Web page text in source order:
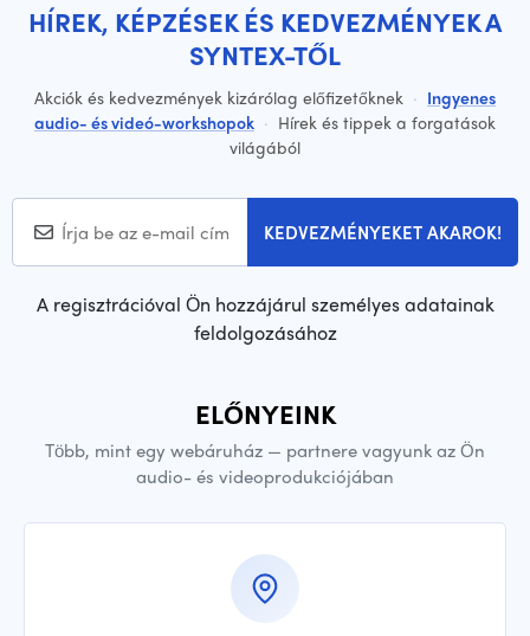
HÍREK, KÉPZÉSEK ÉS KEDVEZMÉNYEK A
SYNTEX-TŐL
Akciók és kedvezmények kizárólag előfizetőknek · Ingyenes
audio- és videó-workshopok · Hírek és tippek a forgatások
világából
KEDVEZMÉNYEKET AKAROK!
A regisztrációval Ön hozzájárul személyes adatainak
feldolgozásához
ELŐNYEINK
Több, mint egy webáruház — partnere vagyunk az Ön
audio- és videoprodukciójában